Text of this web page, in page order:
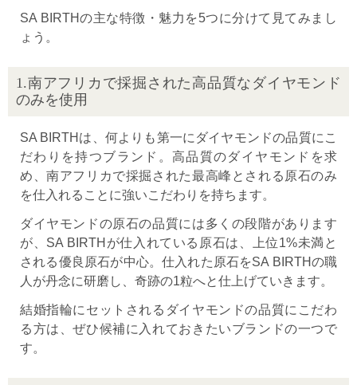
SA BIRTHの主な特徴・魅力を5つに分けて見てみまし
ょう。
1.南アフリカで採掘された高品質なダイヤモンド
のみを使用
SA BIRTHは、何よりも第一にダイヤモンドの品質にこ
だわりを持つブランド。高品質のダイヤモンドを求
め、南アフリカで採掘された最高峰とされる原石のみ
を仕入れることに強いこだわりを持ちます。
ダイヤモンドの原石の品質には多くの段階があります
が、SA BIRTHが仕入れている原石は、上位1%未満と
される優良原石が中心。仕入れた原石をSA BIRTHの職
人が丹念に研磨し、奇跡の1粒へと仕上げていきます。
結婚指輪にセットされるダイヤモンドの品質にこだわ
る方は、ぜひ候補に入れておきたいブランドの一つで
す。